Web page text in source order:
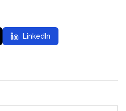
LinkedIn